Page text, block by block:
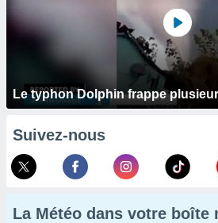
Le typhon Dolphin frappe
Suivez-nous
La Météo dans votre boîte